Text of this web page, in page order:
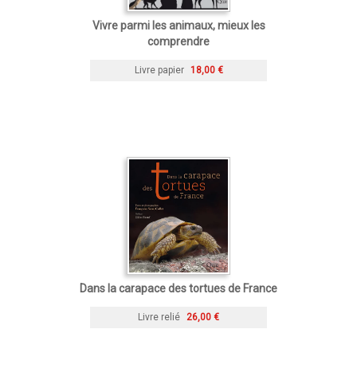
Vivre parmi les animaux, mieux les
comprendre
Livre papier 18,00 €
Dans la carapace des tortues de France
Livre relié 26,00 €